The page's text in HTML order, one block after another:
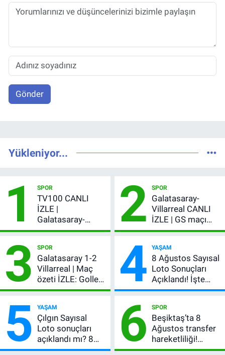
Gönder
Yükleniyor...
1 SPOR
TV100 CANLI
İZLE |
Galatasaray-
Villarreal maçı
şifresiz canlı yayın
2 SPOR
Galatasaray-
Villarreal CANLI
İZLE | GS maçı
hangi kanalda,
3 SPOR
Galatasaray 1-2
Villarreal | Maç
özeti İZLE: Goller
peş peşe geldi,
kırmızı kart gördü!
4 YAŞAM
8 Ağustos Sayısal
Loto Sonuçları
Açıklandı! İşte
Kazandıran 6
5 YAŞAM
Çılgın Sayısal
Loto sonuçları
açıklandı mı? 8
Ağustos 2026
6 SPOR
Beşiktaş’ta 8
Ağustos transfer
hareketliliği!
Yönetim 5 bölge